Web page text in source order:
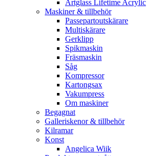
Artglass Lifetime Acrylic
Maskiner & tillbehör
Passepartoutskärare
Multiskärare
Gerklipp
Spikmaskin
Fräsmaskin
Såg
Kompressor
Kartongsax
Vakumpress
Om maskiner
Begagnat
Galleriskenor & tillbehör
Kilramar
Konst
Angelica Wiik